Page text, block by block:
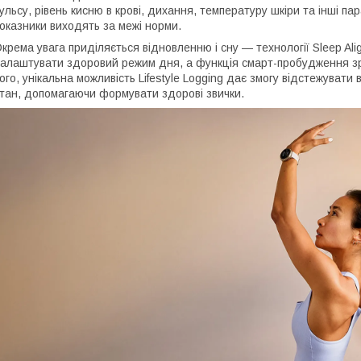
рівень кисню в крові, дихання, температуру шкіри та інші
виходять за межі норми.
увага приділяється відновленню і сну — технології Sleep
здоровий режим дня, а функція смарт-пробудження
унікальна можливість Lifestyle Logging дає змогу
допомагаючи формувати здорові звички.